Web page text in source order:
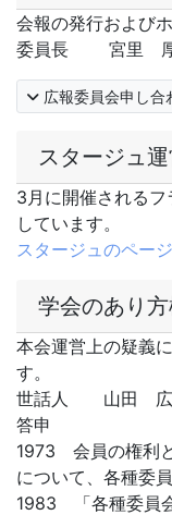
会報の発行および
委員長 宮里
広報委員会申し合
スタージュ
3月に開催される
しています。
スタージュのペー
学会のあり
本会運営上の疑義
す。
世話人 山田
答申
1973 会員の権利
について、各種委
1983 「各種委員